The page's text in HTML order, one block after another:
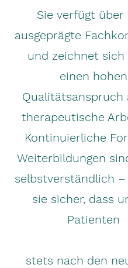
Sie verfügt über
ausgeprägte
und zeichnet sich
einen hohen
Qualitätsanspruch
therapeutische
Kontinuierliche
Weiterbildungen
selbstverständlich
sie sicher, dass
Patienten
stets nach den